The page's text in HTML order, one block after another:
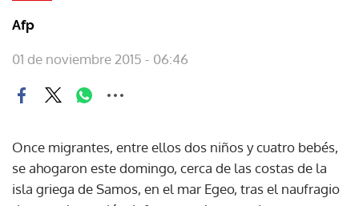
Afp
01 de noviembre 2015 - 06:46
Once migrantes, entre ellos dos niños y cuatro bebés,
se ahogaron este domingo, cerca de las costas de la
isla griega de Samos, en el mar Egeo, tras el naufragio